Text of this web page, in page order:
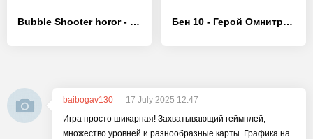
Bubble Shooter horor - [MOD Много монет] Бен 10 - Герой Омнитрикса: Пришельцы и роботы
baibogav130
17 July 2025 12:47
Игра просто шикарная! Захватывающий геймплей,
множество уровней и разнообразные карты. Графика на